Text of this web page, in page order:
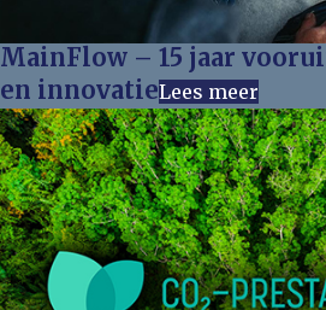
MainFlow – 15 jaar
en innovatieLees meer